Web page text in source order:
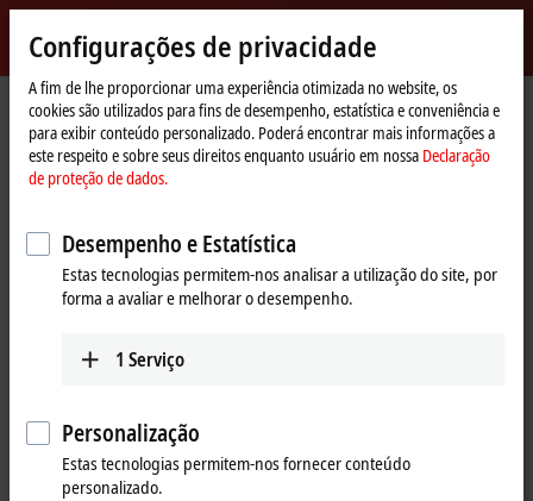
Beckhoff
-
New
Automation
Technology
myBeckhoff
Página
Inicial
Produtos I/O I/O-specific accessories
Pre-assembled cables
ZK7001-0105-2xxx
ZK7001-0105-2xxx | EtherCAT P
cable, AWG24, PUR, drag-chain
suitable, for 40 mm bending
Configurações de privacidade
A fim de lhe proporcionar uma experiência otimizada no website, os
cookies são utilizados para fins de desempenho, estatística e conveniência e
para exibir conteúdo personalizado. Poderá encontrar mais informações a
este respeito e sobre seus direitos enquanto usuário em nossa Declaração
de proteção de dados.
Desempenho e Estatística
Estas tecnologias permitem-nos analisar a utilização do site, por
forma a avaliar e melhorar o desempenho.
1 Serviço
Personalização
Estas tecnologias permitem-nos fornecer conteúdo
personalizado.